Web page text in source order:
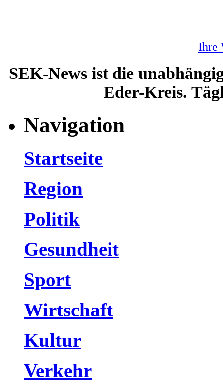
Ihre
SEK-News ist die
Eder-Kreis.
Navigation
Startseite
Region
Politik
Gesundheit
Sport
Wirtschaft
Kultur
Verkehr